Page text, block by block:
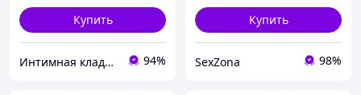
Купить
Интимная кладовая 94%
Купить
SexZona 98%